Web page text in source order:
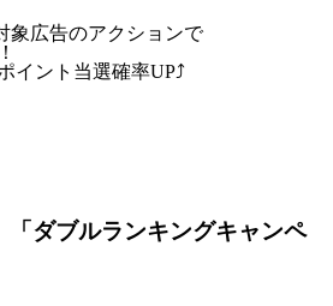
象広告のアクションで
イント当選確率UP⤴
「ダブルランキングキャンペ